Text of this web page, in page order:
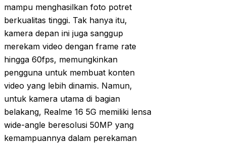
mampu menghasilkan foto potret
berkualitas tinggi. Tak hanya itu,
kamera depan ini juga sanggup
merekam video dengan frame rate
hingga 60fps, memungkinkan
pengguna untuk membuat konten
video yang lebih dinamis. Namun,
untuk kamera utama di bagian
belakang, Realme 16 5G memiliki lensa
wide-angle beresolusi 50MP yang
kemampuannya dalam perekaman